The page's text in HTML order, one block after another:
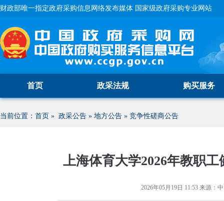
财政部唯一指定政府采购信息网络发布媒体 国家级政府采购专业网站
首页 政采法规 购买服务
当前位置： 首页 » 政采公告 » 地方公告 » 竞争性磋商公告
上海体育大学2026年教职
2026年05月19日 11:53 来源：